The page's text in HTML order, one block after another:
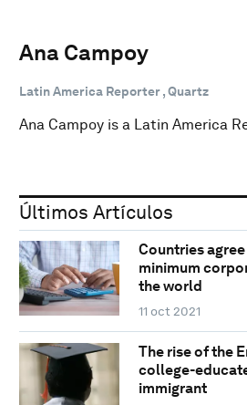
Ana Campoy
Latin America Reporter , Quartz
Ana Campoy is a Latin America
Últimos Artículos
Countries
minimum
the world
11 oct 2021
The rise of the
college-
immigrant